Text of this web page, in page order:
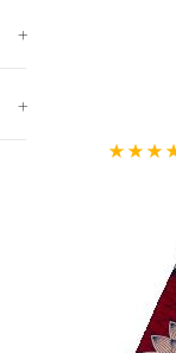
Avec
papillon.
Le wax
Où